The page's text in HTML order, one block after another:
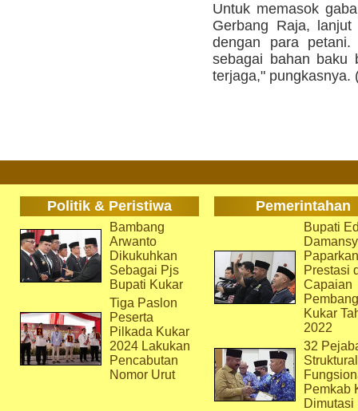
Untuk memasok
Gerbang Raja, lanjut
dengan para
sebagai bahan baku
terjaga," pungkasnya.
Politik & Peristiwa Pemerintahan
Bambang
Arwanto
Dikukuhkan
Sebagai Pjs
Bupati Kukar
Tiga Paslon
Peserta
Pilkada Kukar
2024 Lakukan
Pencabutan
Nomor Urut
Bupati
Paparkan
Prestasi
Capaian
Kukar
2022
32
Pemkab
Dimutasi